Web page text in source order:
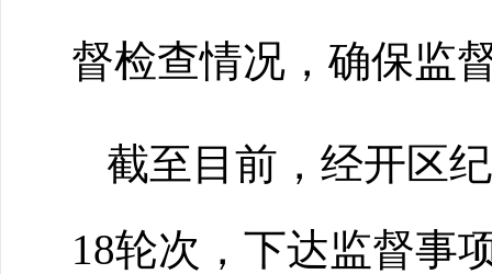
督检查情况，确保监
截至目前 ，经开区
18轮次，下达监督事